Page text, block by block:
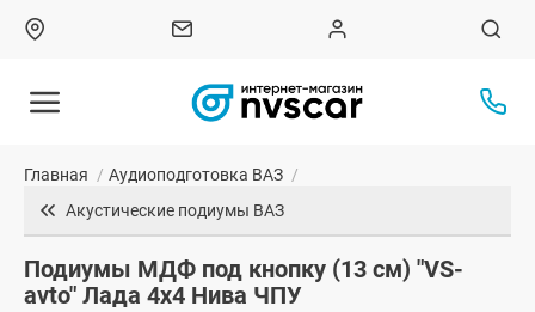
Главная / Аудиоподготовка ВАЗ /
Акустические подиумы ВАЗ
Подиумы МДФ под кнопку (13 см) "VS-
avto" Лада 4х4 Нива ЧПУ